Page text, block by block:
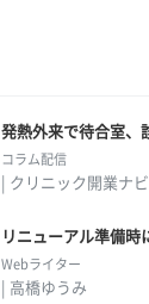
発熱外来で待合室、
コラム配信
| クリニック開業ナビ
リニューアル準備時
Webライター
| 高橋ゆうみ